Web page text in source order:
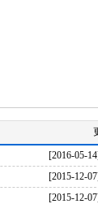
[2016-05-
[2015-12-
[2015-12-